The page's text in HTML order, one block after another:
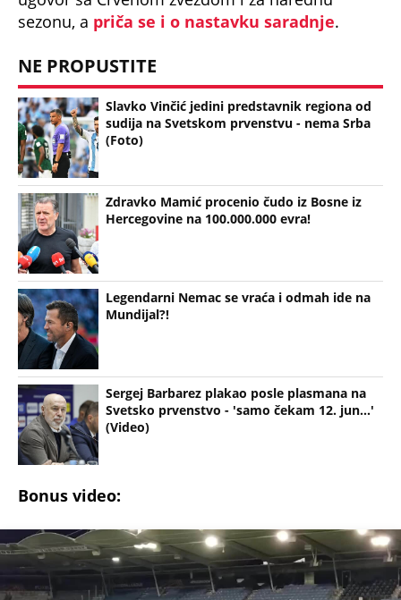
Slavko Vinčić jedini predstavnik regiona od
sudija na Svetskom prvenstvu - nema Srba
(Foto)
Zdravko Mamić procenio čudo iz Bosne iz
Hercegovine na 100.000.000 evra!
Legendarni Nemac se vraća i odmah ide na
Mundijal?!
Sergej Barbarez plakao posle plasmana na
Svetsko prvenstvo - 'samo čekam 12. jun...'
(Video)